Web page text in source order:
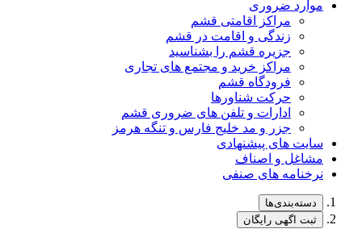
موارد ضروری
مراکز اقامتی قشم
زندگی و اقامت در قشم
جزیره قشم را بشناسید
مراکز خرید و مجتمع های تجاری
فرودگاه قشم
حرکت شناورها
ادارات و تلفن های ضروری قشم
جزر و مد خلیج فارس و تنگه هرمز
سایت های پیشنهادی
مشاغل و اصناف
نرخنامه های صنفی
دسته‌بندی‌ها
ثبت اگهی رایگان